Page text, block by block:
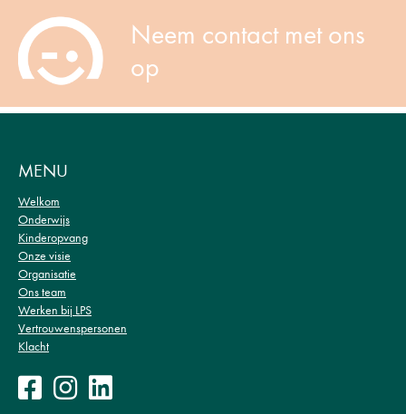
Neem contact met ons
op
MENU
Welkom
Onderwijs
Kinderopvang
Onze visie
Organisatie
Ons team
Werken bij LPS
Vertrouwenspersonen
Klacht